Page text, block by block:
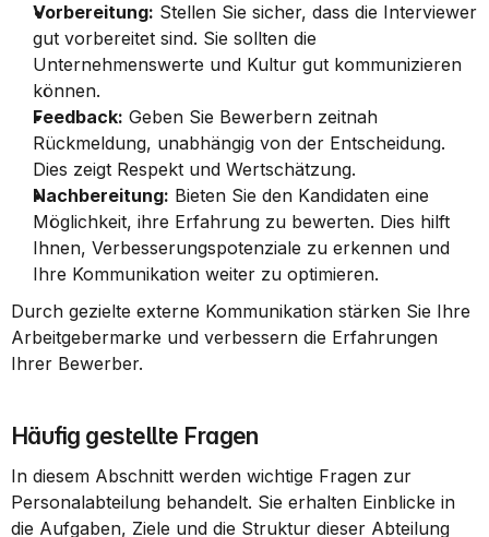
Vorbereitung: Stellen Sie sicher, dass die Interviewer
gut vorbereitet sind. Sie sollten die
Unternehmenswerte und Kultur gut kommunizieren
können.
Feedback: Geben Sie Bewerbern zeitnah
Rückmeldung, unabhängig von der Entscheidung.
Dies zeigt Respekt und Wertschätzung.
Nachbereitung: Bieten Sie den Kandidaten eine
Möglichkeit, ihre Erfahrung zu bewerten. Dies hilft
Ihnen, Verbesserungspotenziale zu erkennen und
Ihre Kommunikation weiter zu optimieren.
Durch gezielte externe Kommunikation stärken Sie Ihre
Arbeitgebermarke und verbessern die Erfahrungen
Ihrer Bewerber.
Häufig gestellte Fragen
In diesem Abschnitt werden wichtige Fragen zur
Personalabteilung behandelt. Sie erhalten Einblicke in
die Aufgaben, Ziele und die Struktur dieser Abteilung